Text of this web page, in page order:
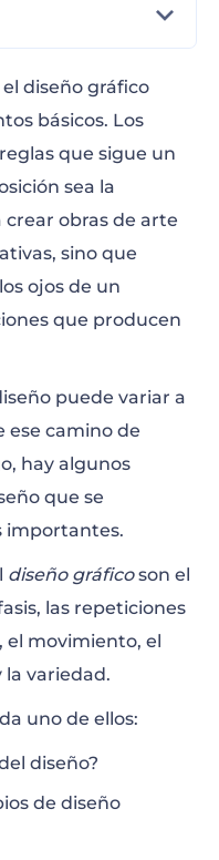
de diseño
diseño gráfico
básicos. Los
que sigue un
sea la
crear obras de arte
sino que
ojos de un
que producen
puede variar a
ese camino de
hay algunos
que se
importantes.
diseño gráficoson el
las repeticiones
el movimiento, el
la variedad.
uno de ellos:
diseño?
de diseño